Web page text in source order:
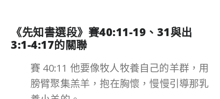
《先知書選段》賽40:11-19 、 31與出
3:1-4:17的關聯
賽 40:11 他要像牧人牧養自己的羊群，用
膀臂聚集羔羊，抱在胸懷，慢慢引導那乳